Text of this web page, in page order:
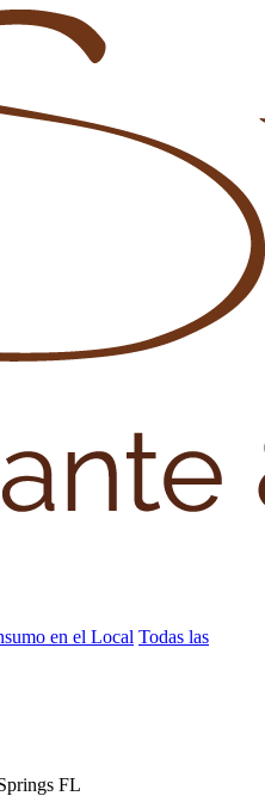
en el Local Todas las
FL